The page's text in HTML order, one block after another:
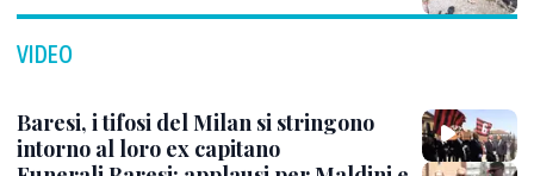
VIDEO
Baresi, i tifosi del Milan si stringono
intorno al loro ex capitano